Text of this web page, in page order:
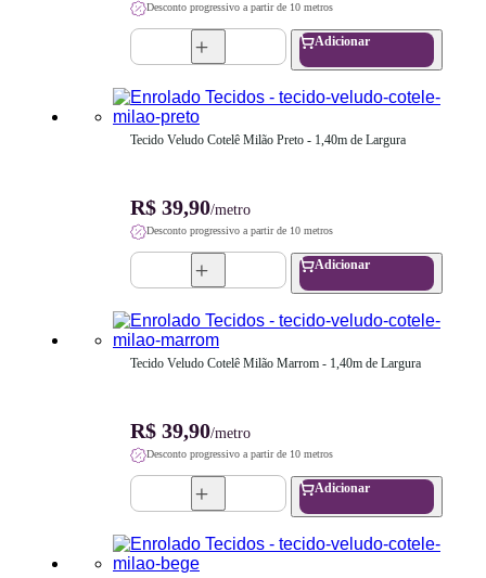
Desconto progressivo a partir de 10 metros
Adicionar
Tecido Veludo Cotelê Milão Preto - 1,40m de Largura
R$ 39,90/metro
Desconto progressivo a partir de 10 metros
Adicionar
Tecido Veludo Cotelê Milão Marrom - 1,40m de Largura
R$ 39,90/metro
Desconto progressivo a partir de 10 metros
Adicionar